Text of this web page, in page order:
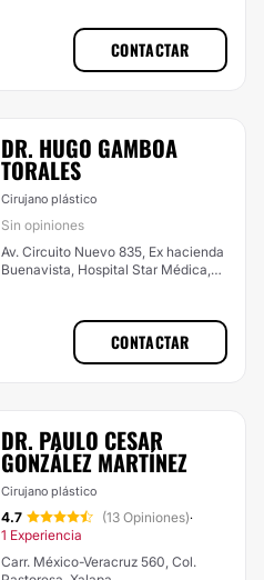
CONTACTAR
DR. HUGO GAMBOA
TORALES
Cirujano plástico
Sin opiniones
Av. Circuito Nuevo 835, Ex hacienda
Buenavista, Hospital Star Médica,
CONTACTAR
DR. PAULO CESAR
GONZÁLEZ MARTÍNEZ
Cirujano plástico
4.7 (13 Opiniones)·
1 Experiencia
Carr. México-Veracruz 560, Col.